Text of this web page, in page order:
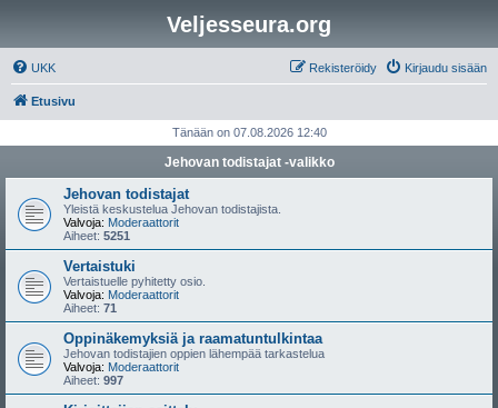
Veljesseura.org
UKK Kirjaudu sisään
Rekisteröidy
Etusivu
Tänään on 07.08.2026 12:40
Jehovan todistajat -valikko
Jehovan todistajat
Yleistä keskustelua Jehovan todistajista.
Valvoja: Moderaattorit
Aiheet: 5251
Vertaistuki
Vertaistuelle pyhitetty osio.
Valvoja: Moderaattorit
Aiheet: 71
Oppinäkemyksiä ja raamatuntulkintaa
Jehovan todistajien oppien lähempää tarkastelua
Valvoja: Moderaattorit
Aiheet: 997